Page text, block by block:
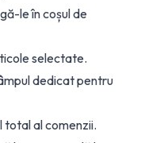
le în coșul de
selectate.
dedicat pentru
total al comenzii.